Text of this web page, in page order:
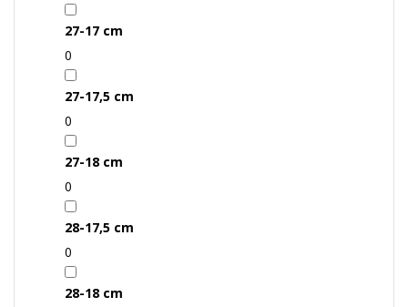
27-17 cm
0
27-17,5 cm
0
27-18 cm
0
28-17,5 cm
0
28-18 cm